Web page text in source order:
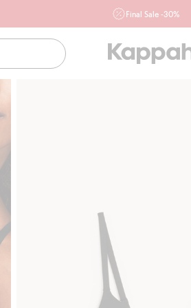
Final Sale -30%
ofertę, również z działu outlet do 10.8 w
Newbie oraz na kappahl.com. Ofert nie
Klubowiczu darmowa dostawa od 150